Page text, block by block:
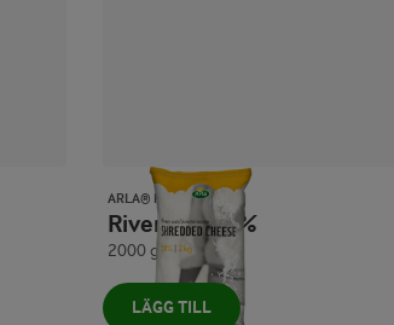
ARLA® PRO
Riven ost 28%
2000 g
LÄGG TILL